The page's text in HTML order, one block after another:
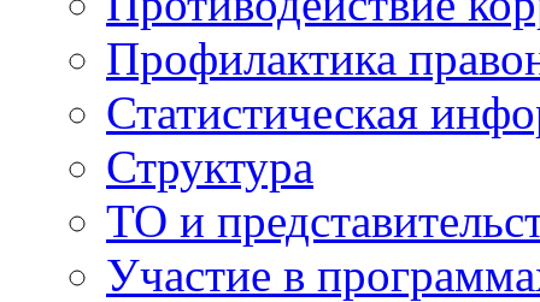
Профилактика
Статистическая
Структура
ТО и
Участие в